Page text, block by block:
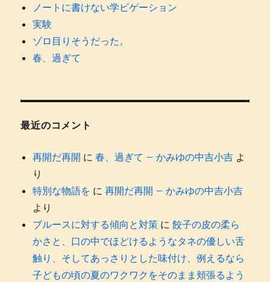
ノートに書けない学ビゲーション
実験
ゾロ目りそうだった。
春、過ぎて
最近のコメント
再開だ再開 に春、過ぎて – かみゆの中吉小吉 よ
り
特別な物語を に再開だ再開 – かみゆの中吉小吉
より
ブルースに対する傾向と対策 に餃子の皮の柔ら
かさと、口の中でほどけるようなタネの優しい舌
触り、そしてあっさりとした味付け、例えるなら
子どもの頃の夏のワクワクをそのまま頬張るよう